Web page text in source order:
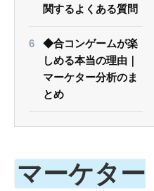
関するよくある質問
◆合コンゲームが楽
しめる本当の理由｜
マーケター分析のま
とめ
マーケター